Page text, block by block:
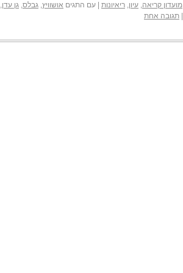
מועדון קריאה, עיון, ריאיונות עם התגים אושוויץ, גבלס, גן עדן,
תגובה אחת